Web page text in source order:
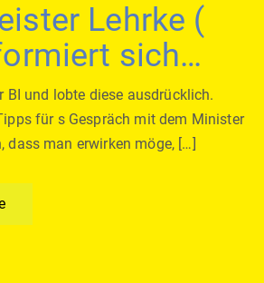
Lehrke (
sich…
BI und lobte diese ausdrücklich.
für s Gespräch mit dem Minister
dass man erwirken möge, […]